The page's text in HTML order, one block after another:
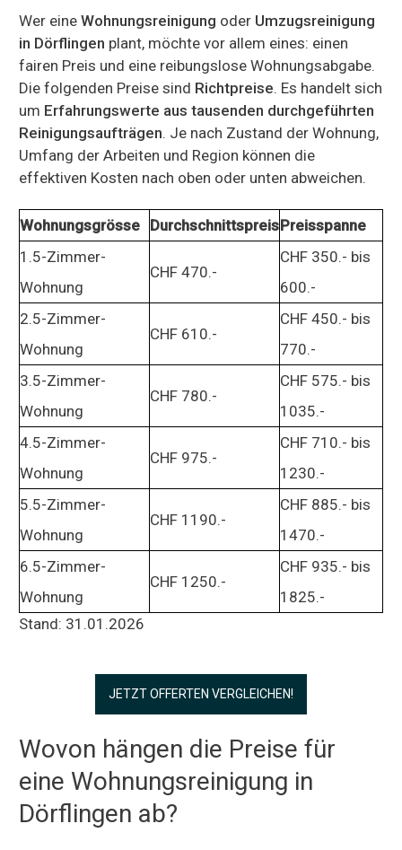
Wer eine Wohnungsreinigung oder Umzugsreinigung
in Dörflingen plant, möchte vor allem eines: einen
fairen Preis und eine reibungslose Wohnungsabgabe.
Die folgenden Preise sind Richtpreise. Es handelt sich
um Erfahrungswerte aus tausenden durchgeführten
Reinigungsaufträgen. Je nach Zustand der Wohnung,
Umfang der Arbeiten und Region können die
effektiven Kosten nach oben oder unten abweichen.
Wohnungsgrösse DurchschnittspreisPreisspanne
1.5-Zimmer-
Wohnung
CHF 470.-
CHF 350.- bis
600.-
2.5-Zimmer-
Wohnung
CHF 610.-
CHF 450.- bis
770.-
3.5-Zimmer-
Wohnung
CHF 780.-
CHF 575.- bis
1035.-
4.5-Zimmer-
Wohnung
CHF 975.-
CHF 710.- bis
1230.-
5.5-Zimmer-
Wohnung
CHF 1190.-
CHF 885.- bis
1470.-
6.5-Zimmer-
Wohnung
CHF 1250.-
CHF 935.- bis
1825.-
Stand: 31.01.2026
JETZT OFFERTEN VERGLEICHEN!
Wovon hängen die Preise für
eine Wohnungsreinigung in
Dörflingen ab?